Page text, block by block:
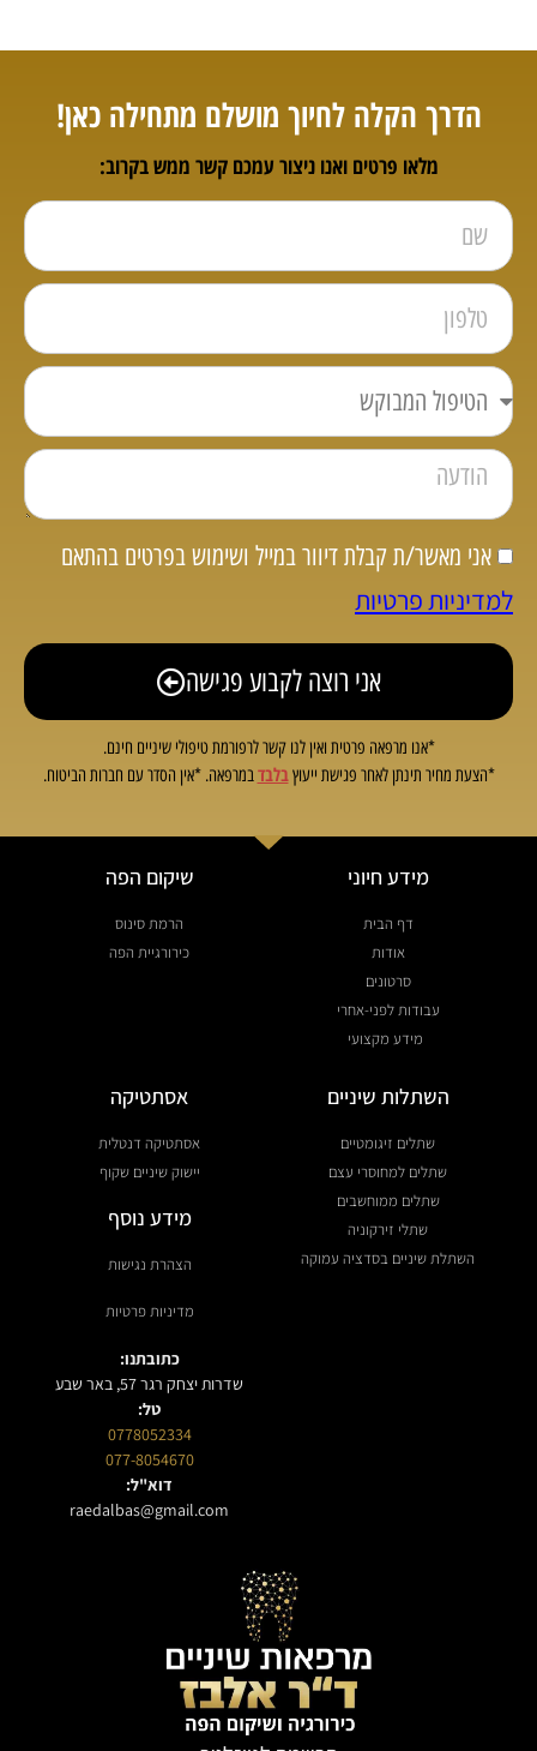
הדרך הקלה לחיוך מושלם מתחילה כאן!
מלאו פרטים ואנו ניצור עמכם קשר ממש בקרוב:
אני מאשר/ת קבלת דיוור במייל ושימוש בפרטים בהתאם
למדיניות פרטיות
אני רוצה לקבוע פגישה
*אנו מרפאה פרטית ואין לנו קשר לרפורמת טיפולי שיניים חינם.
*הצעת מחיר תינתן לאחר פגישת ייעוץבלבדבמרפאה. *אין הסדר עם חברות הביטוח.
מידע חיוני
דף הבית
אודות
סרטונים
עבודות לפני-אחרי
מידע מקצועי
שיקום הפה
הרמת סינוס
כירורגיית הפה
השתלות שיניים
שתלים זיגומטיים
שתלים למחוסרי עצם
שתלים ממוחשבים
שתלי זירקוניה
השתלת שיניים בסדציה עמוקה
אסתטיקה
אסתטיקה דנטלית
יישוק שיניים שקוף
מידע נוסף
הצהרת נגישות
מדיניות פרטיות
כתובתנו:
שדרות יצחק רגר 57, באר שבע
טל:
0778052334
077-8054670
דוא"ל:
raedalbas@gmail.com